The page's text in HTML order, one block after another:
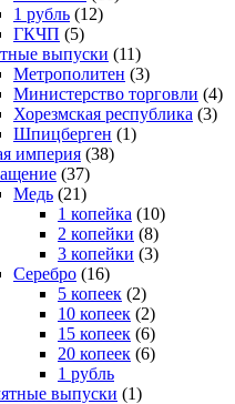
1 рубль (12)
ГКЧП (5)
выпуски (11)
Метрополитен (3)
Министерство торговли (4)
Хорезмская республика (3)
Шпицберген (1)
империя (38)
(37)
Медь (21)
1 копейка (10)
2 копейки (8)
3 копейки (3)
Серебро (16)
5 копеек (2)
10 копеек (2)
15 копеек (6)
20 копеек (6)
1 рубль
выпуски (1)